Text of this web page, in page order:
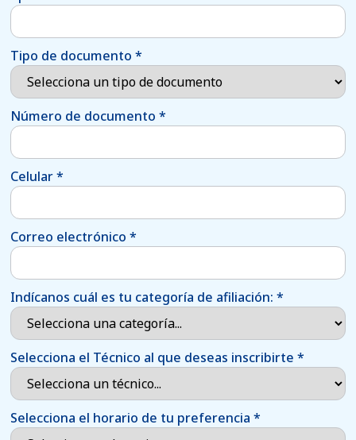
Tipo de documento*
Número de documento*
Celular*
Correo electrónico*
Indícanos cuál es tu categoría de afiliación:*
Selecciona el Técnico al que deseas inscribirte*
Selecciona el horario de tu preferencia*